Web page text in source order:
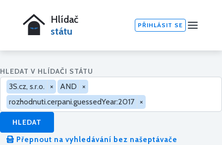
Hlídač
státu
PŘIHLÁSIT SE
HLEDAT V HLÍDAČI STÁTU
3S.cz, s.r.o. × AND
×
rozhodnuti.cerpani.guessedYear:2017 ×
HLEDAT
Přepnout na vyhledávání bez našeptávače